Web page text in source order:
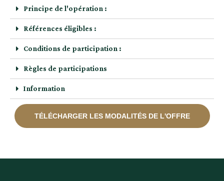
Principe de l'opération :
Références éligibles :
Conditions de participation :
Règles de participations
Information
TÉLÉCHARGER LES MODALITÉS DE L'OFFRE